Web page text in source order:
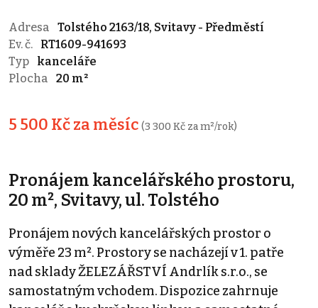
Adresa
Tolstého 2163/18, Svitavy - Předměstí
Ev. č.
RT1609-941693
Typ
kanceláře
Plocha
20 m²
5 500 Kč za měsíc (3 300 Kč za m²/rok)
Pronájem kancelářského prostoru,
20 m², Svitavy, ul. Tolstého
Pronájem nových kancelářských prostor o
výměře 23 m². Prostory se nacházejí v 1. patře
nad sklady ŽELEZÁŘSTVÍ Andrlík s.r.o., se
samostatným vchodem. Dispozice zahrnuje